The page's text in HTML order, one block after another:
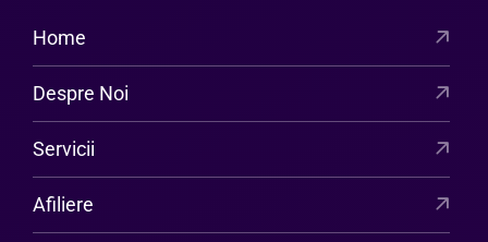
Home
Despre Noi
Servicii
Afiliere